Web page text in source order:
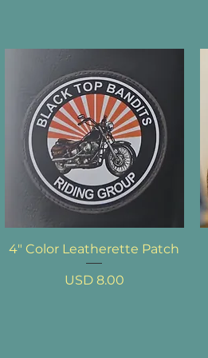
Vista rápida
4" Color Leatherette Patch
Precio
USD 8.00